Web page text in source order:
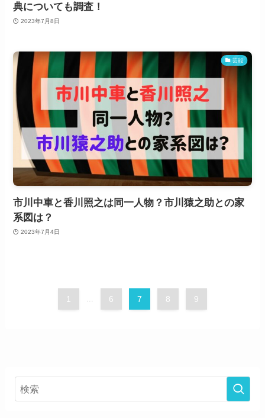
典についても調査！
2023年7月8日
芸能
市川中車と香川照之は同一人物？市川猿之助との家
系図は？
2023年7月4日
1 ... 6 7 8 9